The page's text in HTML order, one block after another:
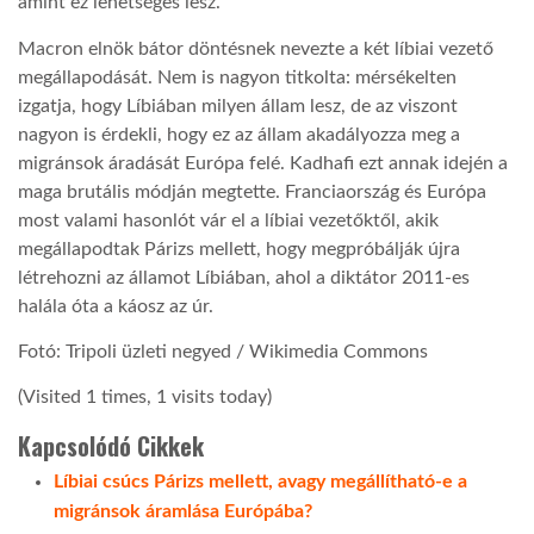
Macron elnök bátor döntésnek nevezte a két líbiai vezető
megállapodását. Nem is nagyon titkolta: mérsékelten
izgatja, hogy Líbiában milyen állam lesz, de az viszont
nagyon is érdekli, hogy ez az állam akadályozza meg a
migránsok áradását Európa felé. Kadhafi ezt annak idején a
maga brutális módján megtette. Franciaország és Európa
most valami hasonlót vár el a líbiai vezetőktől, akik
megállapodtak Párizs mellett, hogy megpróbálják újra
létrehozni az államot Líbiában, ahol a diktátor 2011-es
halála óta a káosz az úr.
Fotó: Tripoli üzleti negyed / Wikimedia Commons
(Visited 1 times, 1 visits today)
Kapcsolódó Cikkek
Líbiai csúcs Párizs mellett, avagy megállítható-e a
migránsok áramlása Európába?